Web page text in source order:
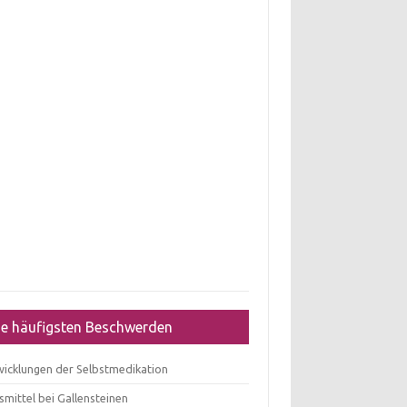
häufigsten Beschwerden
der Selbstmedikation
bei Gallensteinen